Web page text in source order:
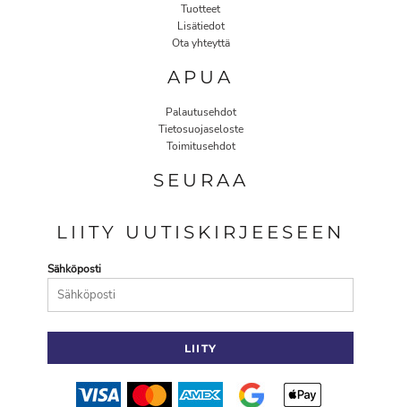
Tuotteet
Lisätiedot
Ota yhteyttä
APUA
Palautusehdot
Tietosuojaseloste
Toimitusehdot
SEURAA
LIITY UUTISKIRJEESEEN
Sähköposti
LIITY